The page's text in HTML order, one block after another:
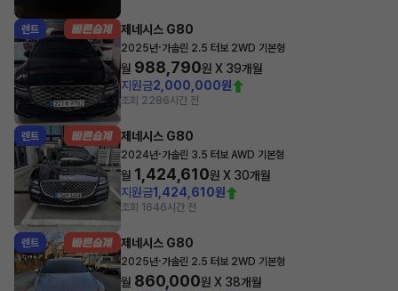
렌트 제네시스 G80
2025년·가솔린 2.5 터보 2WD 기본형
월 988,790원 X 39개월
지원금2,000,000원
조회 2286시간 전
렌트 제네시스 G80
2024년·가솔린 3.5 터보 AWD 기본형
월 1,424,610원 X 30개월
지원금1,424,610원
조회 1646시간 전
렌트 제네시스 G80
2025년·가솔린 2.5 터보 2WD 기본형
월 860,000원 X 38개월